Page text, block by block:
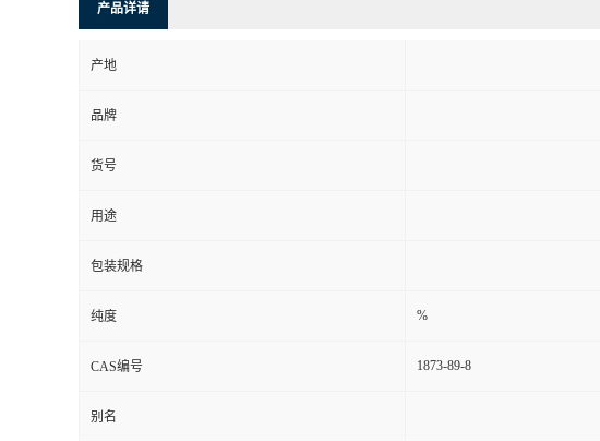
产品详请
产地
品牌
货号
用途
包装规格
纯度 %
CAS编号 1873-89-8
别名